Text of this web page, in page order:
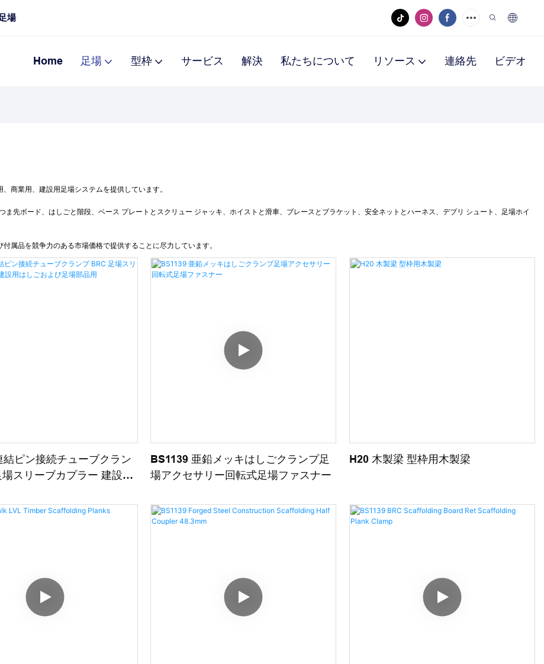
場
Home 足場 型枠 サービス 解決 私たちについて リソース 連絡先 ビデオ
商業用、建設用足場システムを提供しています。
先ボード、はしごと階段、ベース プレートとスクリュー ジャッキ、ホイストと滑車、ブレースとブラケット、安全ネットとハーネス、デブリ シュート、足場ホイ
属品を競争力のある市場価格で提供することに尽力しています。
結ピン接続チューブクラン
スリーブカプラー 建設用
BS1139 亜鉛メッキはしごクランプ足
場アクセサリー回転式足場ファスナー
H20 木製梁 型枠用木製梁